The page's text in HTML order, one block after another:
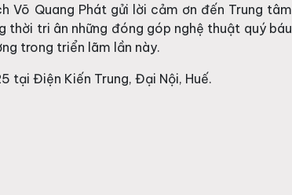
Võ Quang Phát gửi lời cảm ơn đến Trung tâm
thời tri ân những đóng góp nghệ thuật quý báu
trong triển lãm lần này.
tại Điện Kiến Trung, Đại Nội, Huế.